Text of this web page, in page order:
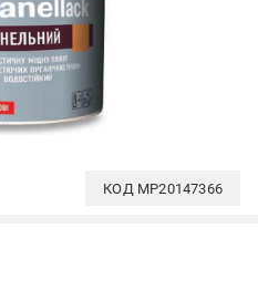
КОД MP20147366